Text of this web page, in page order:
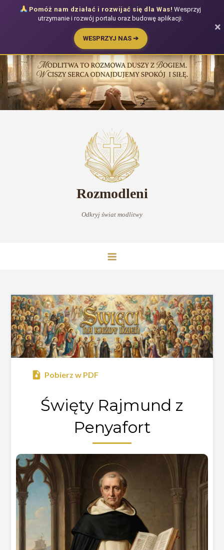
do
treści
Rozmodleni
Odkryj świat modlitwy
Pobierz w PDF
Święty Rajmund z
Penyafort
Pomóż nam działać i rozwijać się dla Was! Wesprzyj
utrzymanie i rozwój portalu oraz budowę aplikacji.
WESPRZYJ NAS ➔
×